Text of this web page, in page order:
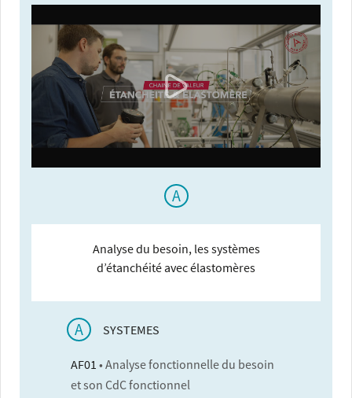
A
Analyse du besoin, les systèmes
d’étanchéité avec élastomères
A SYSTEMES
AF01 • Analyse fonctionnelle du besoin
et son CdC fonctionnel